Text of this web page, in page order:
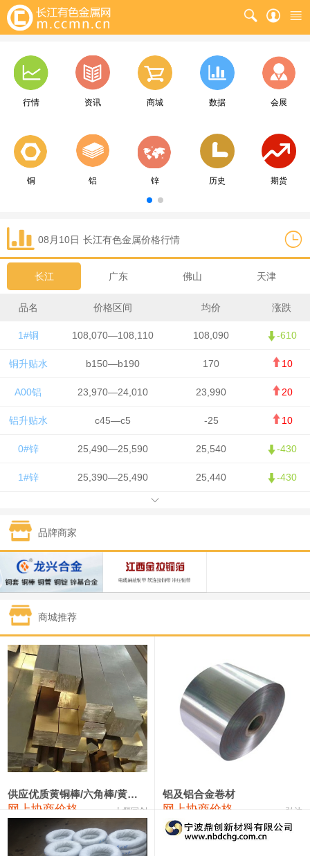
行情 资讯 商城 数据 会展
铜 铝 锌 历史 期货
08月10日 长江有色金属价格行情
长江 广东 佛山 天津
品名 价格区间 均价 涨跌
1#铜 108,070—108,110 108,090 -610
铜升贴水 b150—b190 170 10
A00铝 23,970—24,010 23,990 20
铝升贴水 c45—c5 -25 10
0#锌 25,490—25,590 25,540 -430
1#锌 25,390—25,490 25,440 -430
1#锡 426,500—428,500
1#镍 130,050—131,650
1#白银 15,405—15,415 15,410 305
钯金
1#钴 322,000—342,000
1#锑 90,000—96,000 93,000
2#锑 86,000—92,000 89,000 1,000
1#镁 17,000—18,000 17,500
1#电解锰(99.7%袋装) 18,000—18,200 18,100
1#电解锰 18,900—19,100 19,000
1#铬 60,000—82,000
3303#硅 10,300—10,500
品牌商家
商城推荐
供应优质黄铜棒/六角棒/黄铜方板
网上协商价格 十堰同创
铝及铝合金卷材
网上协商价格 弘达